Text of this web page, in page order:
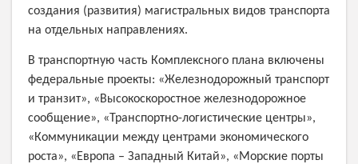
создания (развития) магистральных видов транспорта
на отдельных направлениях.
В транспортную часть Комплексного плана включены
федеральные проекты: «Железнодорожный транспорт
и транзит», «Высокоскоростное железнодорожное
сообщение», «Транспортно-логистические центры»,
«Коммуникации между центрами экономического
роста», «Европа – Западный Китай», «Морские порты